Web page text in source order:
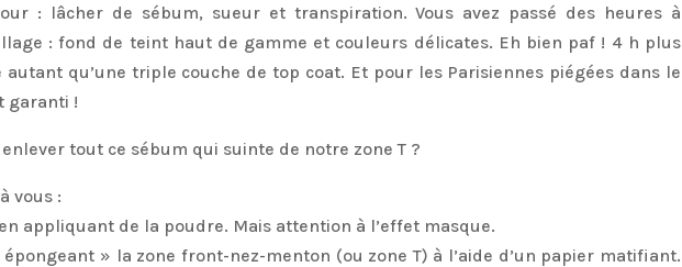
: lâcher de sébum, sueur et transpiration. Vous avez passé des heures à
: fond de teint haut de gamme et couleurs délicates. Eh bien paf ! 4 h plus
qu’une triple couche de top coat. Et pour les Parisiennes piégées dans le
garanti !
tout ce sébum qui suinte de notre zone T ?
vous :
appliquant de la poudre. Mais attention à l’effet masque.
» la zone front-nez-menton (ou zone T) à l’aide d’un papier matifiant.